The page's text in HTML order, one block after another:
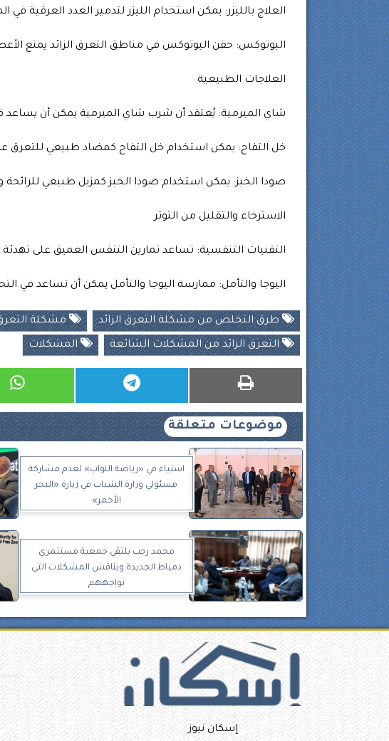
العلاج بالليزر: يمكن استخدام الليزر لتدمير الغدد العرقية في
البوتوكس: حقن البوتوكس في مناطق التعرق الزائد يمنع
العلاجات الطبيعية
شاي الميرمية: يُعتقد أن شرب شاي الميرمية يمكن أن يساعد
خل التفاح: يمكن استخدام خل التفاح كمضاد طبيعي
صودا الخبز: يمكن استخدام صودا الخبز كمزيل طبيعي للرائحة
الاسترخاء والتقليل من التوتر
التقنيات التنفسية: تساعد تمارين التنفس العميق على تهدئة
اليوجا والتأمل: ممارسة اليوجا والتأمل يمكن أن تساعد في
طرق التخلص من مشكلة التعرق الزائد مشكلة التعرق
التعرق الزائد من المشكلات الشائعة المشكلات
موضوعات متعلقة
استياء في «رياضة النواب» لعدم مشاركة
مسئولي وزارة الشباب في زيارة «البحر
الأحمر»
محمد رجب يلتقي جمعية مستثمري
دمياط الجديدة ويناقش المشكلات التى
تواجههم
إسكان نيوز